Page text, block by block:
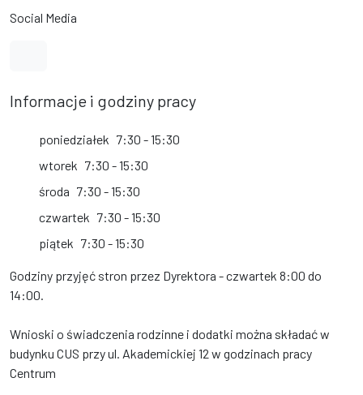
Social Media
Informacje i godziny pracy
poniedziałek 7:30 - 15:30
wtorek 7:30 - 15:30
środa 7:30 - 15:30
czwartek 7:30 - 15:30
piątek 7:30 - 15:30
Godziny przyjęć stron przez Dyrektora - czwartek 8:00 do
14:00.
Wnioski o świadczenia rodzinne i dodatki można składać w
budynku CUS przy ul. Akademickiej 12 w godzinach pracy
Centrum